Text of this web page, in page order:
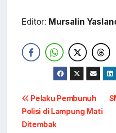
Editor: Mursalin
Navigasi
pos
Pelaku Pembunuh
Polisi di Lampung Mati
Ditembak